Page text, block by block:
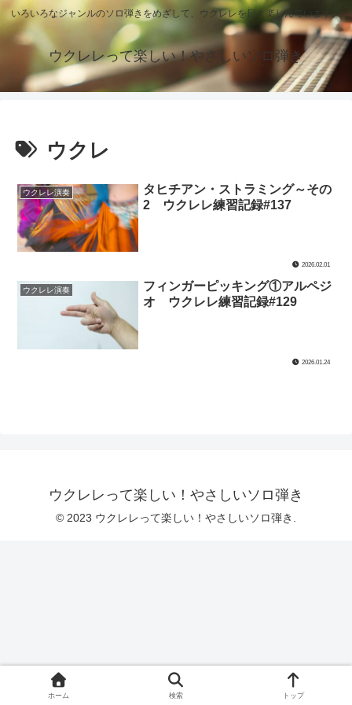
いろいろなジャンルのソロ弾きをめざして、ウクレレを日々楽しんでいます。
ウクレレって楽しい！やさしいソロ弾き
ウクレ
ウクレレ演奏
タヒチアン・ストラミング～その
2 ウクレレ練習記録#137
2026.02.01
ウクレレ演奏
フィンガーピッキング①アルペジ
オ ウクレレ練習記録#129
2026.01.24
ウクレレって楽しい！やさしいソロ弾き
© 2023 ウクレレって楽しい！やさしいソロ弾き.
ホーム 検索 トップ